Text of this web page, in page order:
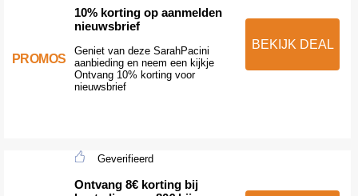
PROMOS
10% korting op aanmelden
nieuwsbrief
Geniet van deze SarahPacini
aanbieding en neem een kijkje
Ontvang 10% korting voor
nieuwsbrief
BEKIJK DEAL
Geverifieerd
Ontvang 8€ korting bij